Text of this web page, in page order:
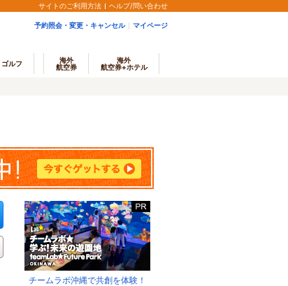
サイトのご利用方法 ヘルプ/問い合わせ
予約照会・変更・キャンセル マイページ
ゴルフ
海外
航空券
海外
航空券+ホテル
チームラボ沖縄で共創を体験！